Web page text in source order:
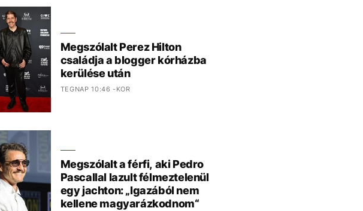
Megszólalt Perez Hilton
családja a blogger kórházba
kerülése után
TEGNAP 10:46 -KOR
Megszólalt a férfi, aki Pedro
Pascallal lazult félmeztelenül
egy jachton: „Igazából nem
kellene magyarázkodnom“